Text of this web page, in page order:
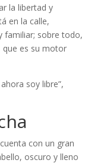
la libertad y
en la calle,
familiar; sobre todo,
que es su motor
soy libre”,
con un gran
oscuro y lleno